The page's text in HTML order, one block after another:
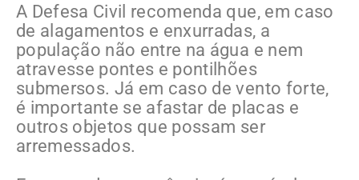
A Defesa Civil recomenda que, em caso
de alagamentos e enxurradas, a
população não entre na água e nem
atravesse pontes e pontilhões
submersos. Já em caso de vento forte,
é importante se afastar de placas e
outros objetos que possam ser
arremessados.